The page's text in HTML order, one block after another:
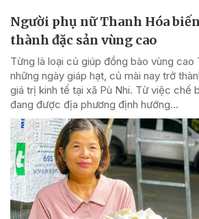
Người phụ nữ Thanh Hóa
thành đặc sản vùng cao
Từng là loại củ giúp đồng bào vùng cao
những ngày giáp hạt, củ mài nay trở
giá trị kinh tế tại xã Pù Nhi. Từ việc chế
đang được địa phương định hướng...